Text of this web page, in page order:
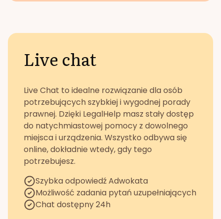
Live chat
Live Chat to idealne rozwiązanie dla osób
potrzebujących szybkiej i wygodnej porady
prawnej. Dzięki LegalHelp masz stały dostęp
do natychmiastowej pomocy z dowolnego
miejsca i urządzenia. Wszystko odbywa się
online, dokładnie wtedy, gdy tego
potrzebujesz.
Szybka odpowiedź Adwokata
Możliwość zadania pytań uzupełniających
Chat dostępny 24h